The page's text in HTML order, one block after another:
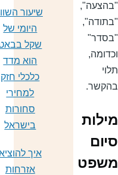
שיעור השווי
היומי של
שקל בבאט
הוא מדד
כלכלי חזק
למחירי
סחורות
בישראל
איך להוציא
אזרחות